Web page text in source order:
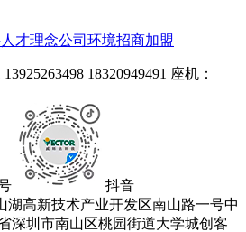
人才理念公司环境招商加盟
18320949491 座机：
抖音
湖高新技术产业开发区南山路一号中
深圳市南山区桃园街道大学城创客